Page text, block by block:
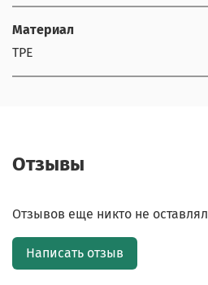
Материал
TPE
Отзывы
Отзывов еще никто не оставлял
Написать отзыв